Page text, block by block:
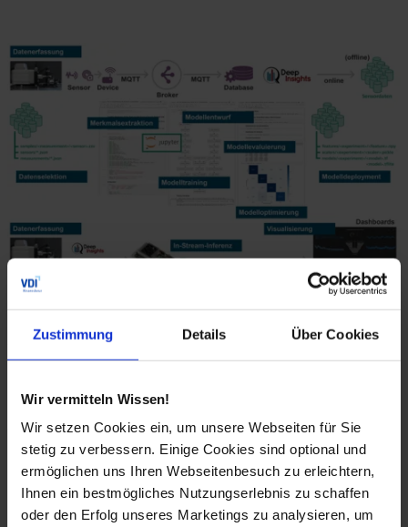
Zustimmung Details Über Cookies
Wir vermitteln Wissen!
Wir setzen Cookies ein, um unsere Webseiten für Sie
stetig zu verbessern. Einige Cookies sind optional und
ermöglichen uns Ihren Webseitenbesuch zu erleichtern,
Ihnen ein bestmögliches Nutzungserlebnis zu schaffen
oder den Erfolg unseres Marketings zu analysieren, um
Bild 1:Übersicht über die Phasen des KI-Workflows für